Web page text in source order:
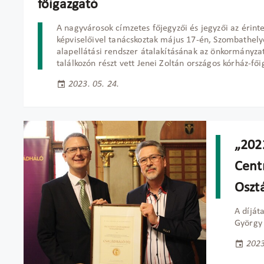
főigazgató
A nagyvárosok címzetes főjegyzői és jegyzői az
képviselőivel tanácskoztak május 17-én,
alapellátási rendszer átalakításának az
találkozón részt vett Jenei Zoltán országos kórház-
2023. 05. 24.
A